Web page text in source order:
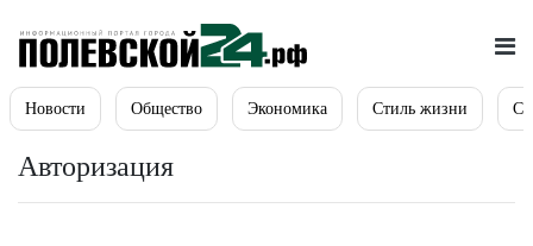
Новости Общество Экономика Стиль жизни
Авторизация